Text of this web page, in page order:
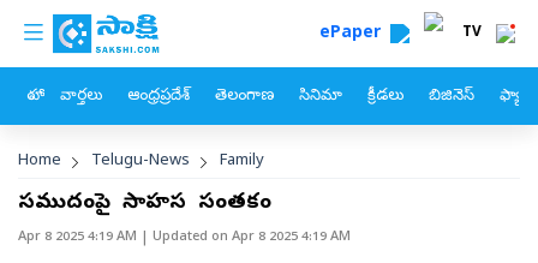
Skip to main content
custom menu ePaper TV
హోం వార్తలు ఆంధ్రప్రదేశ్ తెలంగాణ సినిమా క్రీడలు బిజినెస్
Breadcrumb
Home Telugu-News Family
సముద్రంపై సాహస సంతకం
Apr 8 2025 4:19 AM | Updated on Apr 8 2025 4:19 AM